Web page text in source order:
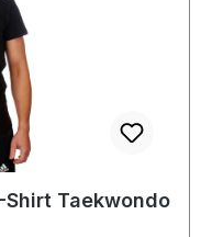
Taekwondo